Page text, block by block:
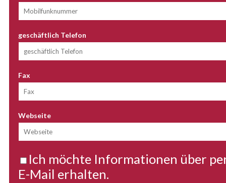
geschäftlich Telefon
Fax
Webseite
Ich möchte Informationen über per
E-Mail erhalten.